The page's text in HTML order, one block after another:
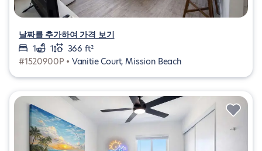
날짜를 추가하여 가격 보기
1
1
366 ft²
#1520900P • Vanitie Court, Mission Beach